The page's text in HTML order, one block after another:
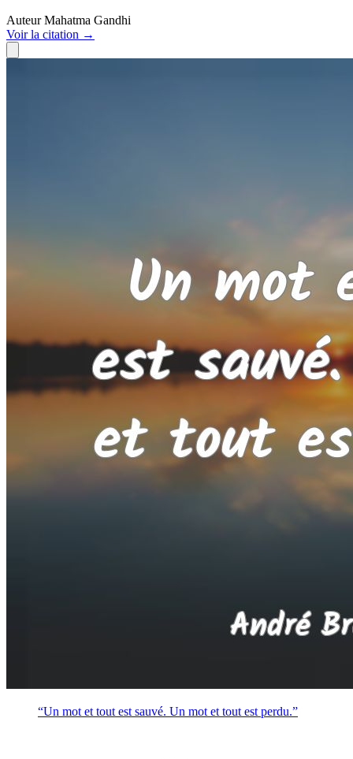
Auteur Mahatma Gandhi
Voirla citation →
“Un mot et tout est sauvé. Un mot et tout est perdu.”